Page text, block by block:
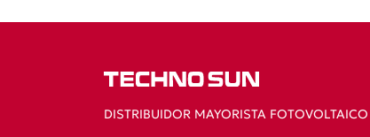
DISTRIBUIDOR MAYORISTA FOTOVOLTAICO